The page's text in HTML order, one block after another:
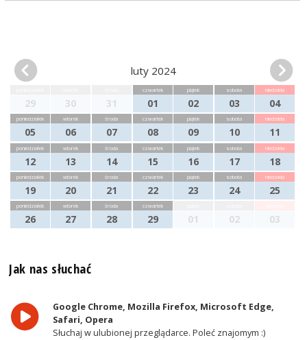
luty 2024
29 30 31
czwartek
01
piątek
02
sobota
03
niedziela
04
poniedziałek
05
wtorek
06
środa
07
czwartek
08
piątek
09
sobota
10
niedziela
11
poniedziałek
12
wtorek
13
środa
14
czwartek
15
piątek
16
sobota
17
niedziela
18
poniedziałek
19
wtorek
20
środa
21
czwartek
22
piątek
23
sobota
24
niedziela
25
poniedziałek
26
wtorek
27
środa
28
czwartek
29 01 02 03
Jak nas słuchać
Google Chrome, Mozilla Firefox, Microsoft Edge,
Safari, Opera
Słuchaj w ulubionej przeglądarce. Poleć znajomym :)